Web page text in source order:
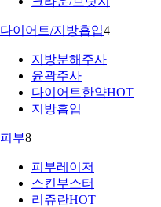
다이어트/지방흡입4
지방분해주사
윤곽주사
다이어트한약HOT
지방흡입
피부8
피부레이저
스킨부스터
리쥬란HOT